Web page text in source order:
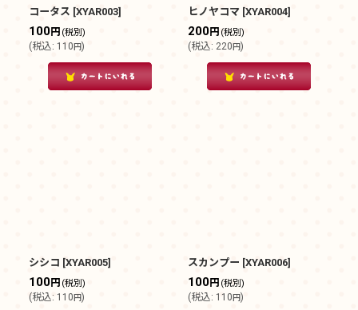
コータス [XYAR003]
100円 (税別)
(税込: 110円)
ヒノヤコマ [XYAR004]
200円 (税別)
(税込: 220円)
シシコ [XYAR005]
100円 (税別)
(税込: 110円)
スカンプー [XYAR006]
100円 (税別)
(税込: 110円)